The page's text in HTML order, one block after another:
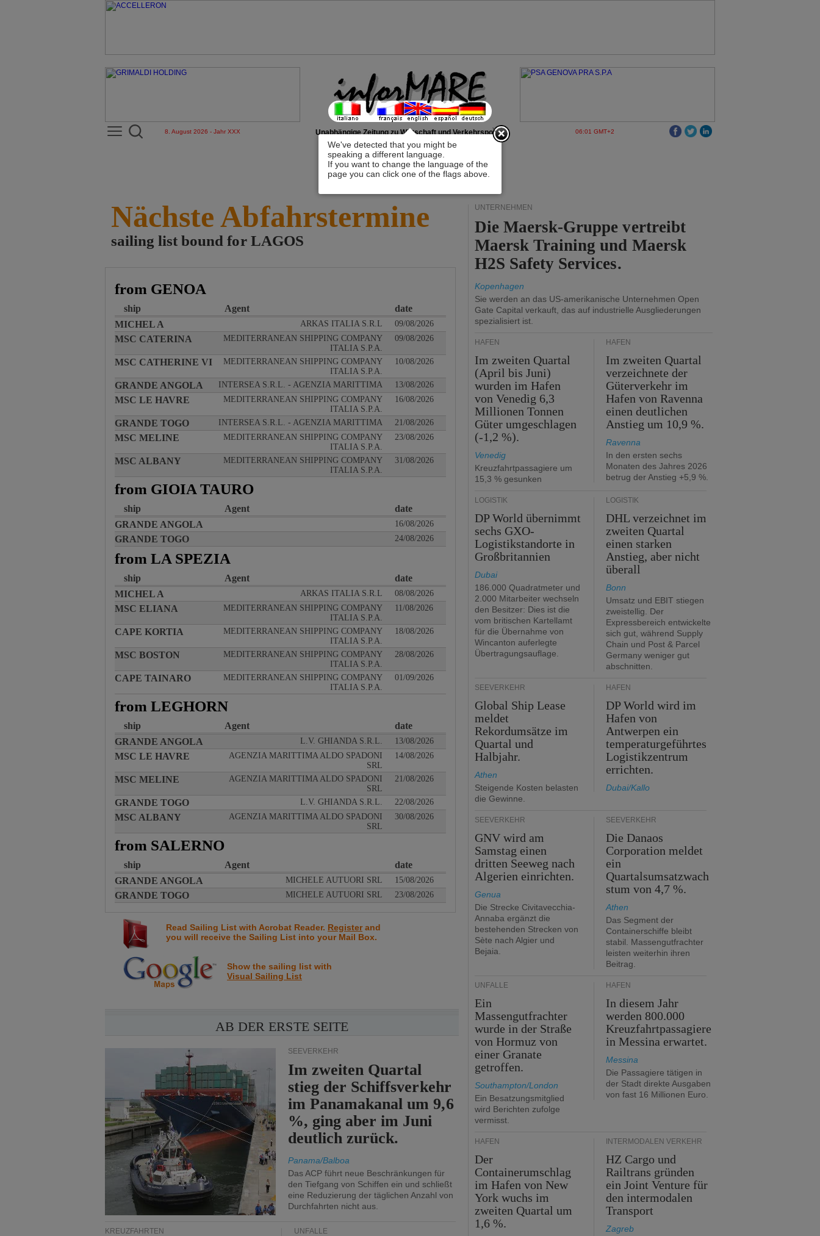
We've detected that you might be
speaking a different language.
If you want to change the language of the
page you can click one of the flags above.
x
8. August 2026 - Jahr XXX Unabhängige Zeitung zu Wirtschaft und Verkehrspolitik 06:01 GMT+2
Nächste Abfahrstermine
sailing list bound for LAGOS
from GENOA
ship Agent
date
MICHEL A
ARKAS ITALIA S.R.L 09/08/2026
MSC CATERINA
MEDITERRANEAN SHIPPING COMPANY
ITALIA S.P.A.
09/08/2026
MSC CATHERINE VI
MEDITERRANEAN SHIPPING COMPANY
ITALIA S.P.A.
10/08/2026
GRANDE ANGOLA INTERSEA S.R.L. - AGENZIA MARITTIMA 13/08/2026
MSC LE HAVRE
MEDITERRANEAN SHIPPING COMPANY
ITALIA S.P.A.
16/08/2026
GRANDE TOGO INTERSEA S.R.L. - AGENZIA MARITTIMA 21/08/2026
MSC MELINE
MEDITERRANEAN SHIPPING COMPANY
ITALIA S.P.A.
23/08/2026
MSC ALBANY
MEDITERRANEAN SHIPPING COMPANY
ITALIA S.P.A.
31/08/2026
from GIOIA TAURO
ship Agent
date
GRANDE ANGOLA
16/08/2026
GRANDE TOGO 24/08/2026
from LA SPEZIA
ship Agent
date
MICHEL A
ARKAS ITALIA S.R.L 08/08/2026
MSC ELIANA
MEDITERRANEAN SHIPPING COMPANY
ITALIA S.P.A.
11/08/2026
CAPE KORTIA
MEDITERRANEAN SHIPPING COMPANY
ITALIA S.P.A.
18/08/2026
MSC BOSTON
MEDITERRANEAN SHIPPING COMPANY
ITALIA S.P.A.
28/08/2026
CAPE TAINARO
MEDITERRANEAN SHIPPING COMPANY
ITALIA S.P.A.
01/09/2026
from LEGHORN
ship Agent
date
GRANDE ANGOLA
L.V. GHIANDA S.R.L. 13/08/2026
MSC LE HAVRE
AGENZIA MARITTIMA ALDO SPADONI
SRL
14/08/2026
MSC MELINE
AGENZIA MARITTIMA ALDO SPADONI
SRL
21/08/2026
GRANDE TOGO L.V. GHIANDA S.R.L. 22/08/2026
MSC ALBANY
AGENZIA MARITTIMA ALDO SPADONI
SRL
30/08/2026
from SALERNO
ship Agent
date
GRANDE ANGOLA
MICHELE AUTUORI SRL 15/08/2026
GRANDE TOGO MICHELE AUTUORI SRL 23/08/2026
Read Sailing List with Acrobat Reader. Registerand
you will receive the Sailing List into your Mail Box.
Show the sailing list with
Visual Sailing List
AB DER ERSTE SEITE
SEEVERKEHR
Im zweiten Quartal
stieg der Schiffsverkehr
im Panamakanal um 9,6
%, ging aber im Juni
deutlich zurück.
Panama/Balboa
Das ACP führt neue Beschränkungen für
den Tiefgang von Schiffen ein und schließt
eine Reduzierung der täglichen Anzahl von
Durchfahrten nicht aus.
KREUZFAHRTEN UNFÄLLE
UNTERNEHMEN
Die Maersk-Gruppe vertreibt
Maersk Training und Maersk
H2S Safety Services.
Kopenhagen
Sie werden an das US-amerikanische Unternehmen Open
Gate Capital verkauft, das auf industrielle Ausgliederungen
spezialisiert ist.
HÄFEN
Im zweiten Quartal
(April bis Juni)
wurden im Hafen
von Venedig 6,3
Millionen Tonnen
Güter umgeschlagen
(-1,2 %).
Venedig
Kreuzfahrtpassagiere um
15,3 % gesunken
HÄFEN
Im zweiten Quartal
verzeichnete der
Güterverkehr im
Hafen von Ravenna
einen deutlichen
Anstieg um 10,9 %.
Ravenna
In den ersten sechs
Monaten des Jahres 2026
betrug der Anstieg +5,9 %.
LOGISTIK
DP World übernimmt
sechs GXO-
Logistikstandorte in
Großbritannien
Dubai
186.000 Quadratmeter und
2.000 Mitarbeiter wechseln
den Besitzer: Dies ist die
vom britischen Kartellamt
für die Übernahme von
Wincanton auferlegte
Übertragungsauflage.
LOGISTIK
DHL verzeichnet im
zweiten Quartal
einen starken
Anstieg, aber nicht
überall
Bonn
Umsatz und EBIT stiegen
zweistellig. Der
Expressbereich entwickelte
sich gut, während Supply
Chain und Post & Parcel
Germany weniger gut
abschnitten.
SEEVERKEHR
Global Ship Lease
meldet
Rekordumsätze im
Quartal und
Halbjahr.
Athen
Steigende Kosten belasten
die Gewinne.
HÄFEN
DP World wird im
Hafen von
Antwerpen ein
temperaturgeführtes
Logistikzentrum
errichten.
Dubai/Kallo
SEEVERKEHR
GNV wird am
Samstag einen
dritten Seeweg nach
Algerien einrichten.
Genua
Die Strecke Civitavecchia-
Annaba ergänzt die
bestehenden Strecken von
Sète nach Algier und
Bejaia.
SEEVERKEHR
Die Danaos
Corporation meldet
ein
Quartalsumsatzwach
stum von 4,7 %.
Athen
Das Segment der
Containerschiffe bleibt
stabil. Massengutfrachter
leisten weiterhin ihren
Beitrag.
UNFÄLLE
Ein
Massengutfrachter
wurde in der Straße
von Hormuz von
einer Granate
getroffen.
Southampton/London
Ein Besatzungsmitglied
wird Berichten zufolge
vermisst.
HÄFEN
In diesem Jahr
werden 800.000
Kreuzfahrtpassagiere
in Messina erwartet.
Messina
Die Passagiere tätigen in
der Stadt direkte Ausgaben
von fast 16 Millionen Euro.
HÄFEN
Der
Containerumschlag
im Hafen von New
York wuchs im
zweiten Quartal um
1,6 %.
INTERMODALEN VERKEHR
HZ Cargo und
Railtrans gründen
ein Joint Venture für
den intermodalen
Transport
Zagreb